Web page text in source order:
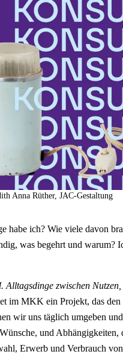
Anna Rüther, JAC-Gestaltung
habe ich? Wie viele davon
was begehrt und warum?
Alltagsdinge zwischen Nutzen,
im MKK ein Projekt, das
wir uns täglich umgeben
und Abhängigkeiten,
Erwerb und Verbrauch